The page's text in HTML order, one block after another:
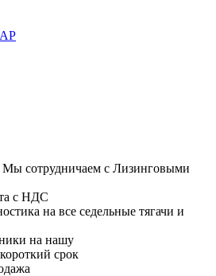
Мы сотрудничаем с Лизинговыми
с НДС
на все седельные тягачи и
на нашу
срок